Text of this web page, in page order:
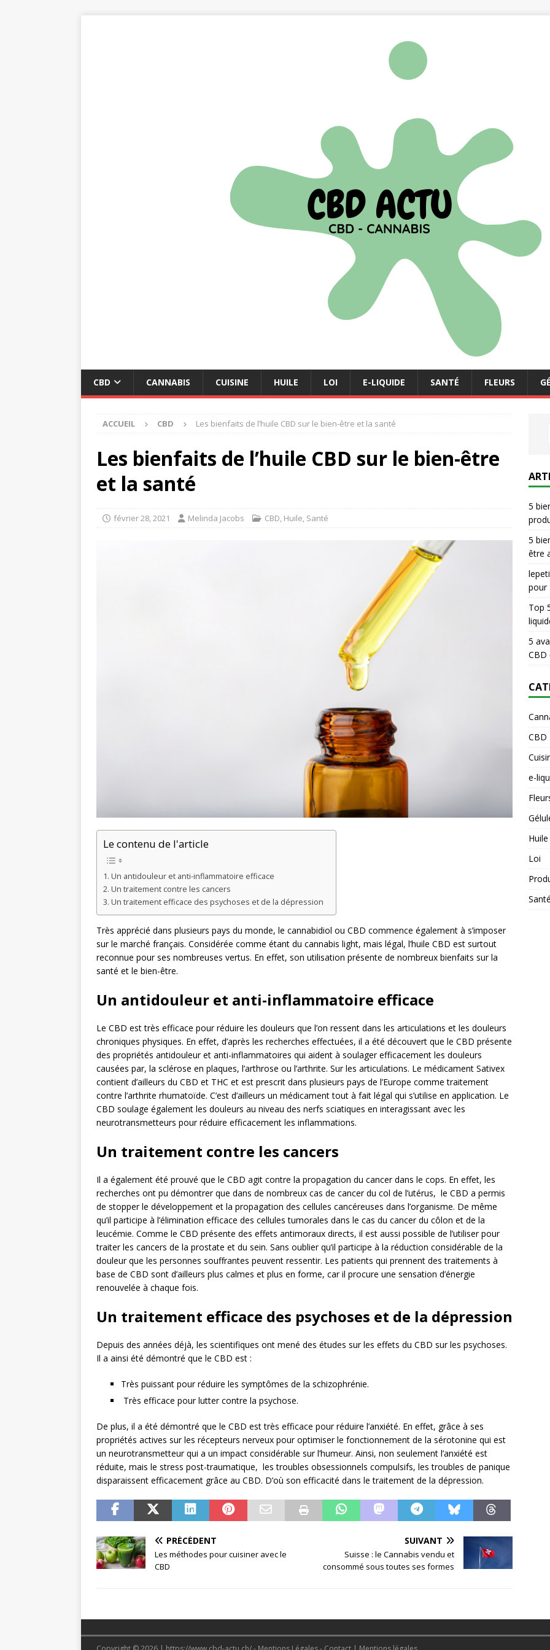
CBD CANNABIS CUISINE HUILE LOI E-LIQUIDE SANTÉ FLEURS
ACCUEIL CBD Les bienfaits de l’huile CBD sur le bien-être et la santé
Les bienfaits de l’huile CBD sur le bien-être
et la santé
février 28, 2021 Melinda Jacobs CBD, Huile, Santé
Le contenu de l'article
Un antidouleur et anti-inflammatoire efficace
Un traitement contre les cancers
Un traitement efficace des psychoses et de la dépression
Très apprécié dans plusieurs pays du monde, le cannabidiol ou CBD commence également à s’imposer
sur le marché français. Considérée comme étant du cannabis light, mais légal, l’huile CBD est surtout
reconnue pour ses nombreuses vertus. En effet, son utilisation présente de nombreux bienfaits sur la
santé et le bien-être.
Un antidouleur et anti-inflammatoire efficace
Le CBD est très efficace pour réduire les douleurs que l’on ressent dans les articulations et les douleurs
chroniques physiques. En effet, d’après les recherches effectuées, il a été découvert que le CBD présente
des propriétés antidouleur et anti-inflammatoires qui aident à soulager efficacement les douleurs
causées par, la sclérose en plaques, l’arthrose ou l’arthrite. Sur les articulations. Le médicament Sativex
contient d’ailleurs du CBD et THC et est prescrit dans plusieurs pays de l’Europe comme traitement
contre l’arthrite rhumatoïde. C’est d’ailleurs un médicament tout à fait légal qui s’utilise en application. Le
CBD soulage également les douleurs au niveau des nerfs sciatiques en interagissant avec les
neurotransmetteurs pour réduire efficacement les inflammations.
Un traitement contre les cancers
Il a également été prouvé que le CBD agit contre la propagation du cancer dans le cops. En effet, les
recherches ont pu démontrer que dans de nombreux cas de cancer du col de l’utérus, le CBD a permis
de stopper le développement et la propagation des cellules cancéreuses dans l’organisme. De même
qu’il participe à l’élimination efficace des cellules tumorales dans le cas du cancer du côlon et de la
leucémie. Comme le CBD présente des effets antimoraux directs, il est aussi possible de l’utiliser pour
traiter les cancers de la prostate et du sein. Sans oublier qu’il participe à la réduction considérable de la
douleur que les personnes souffrantes peuvent ressentir. Les patients qui prennent des traitements à
base de CBD sont d’ailleurs plus calmes et plus en forme, car il procure une sensation d’énergie
renouvelée à chaque fois.
Un traitement efficace des psychoses et de la dépression
Depuis des années déjà, les scientifiques ont mené des études sur les effets du CBD sur les psychoses.
Il a ainsi été démontré que le CBD est :
Très puissant pour réduire les symptômes de la schizophrénie.
Très efficace pour lutter contre la psychose.
De plus, il a été démontré que le CBD est très efficace pour réduire l’anxiété. En effet, grâce à ses
propriétés actives sur les récepteurs nerveux pour optimiser le fonctionnement de la sérotonine qui est
un neurotransmetteur qui a un impact considérable sur l’humeur. Ainsi, non seulement l’anxiété est
réduite, mais le stress post-traumatique, les troubles obsessionnels compulsifs, les troubles de panique
disparaissent efficacement grâce au CBD. D’où son efficacité dans le traitement de la dépression.
PRÉCÉDENT
Les méthodes pour cuisiner avec le
CBD
SUIVANT
Suisse : le Cannabis vendu et
consommé sous toutes ses formes
5
5
être
pour
Top
5
CBD
CBD
e-
Huile
Loi
Santé